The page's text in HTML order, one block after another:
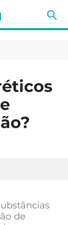
de